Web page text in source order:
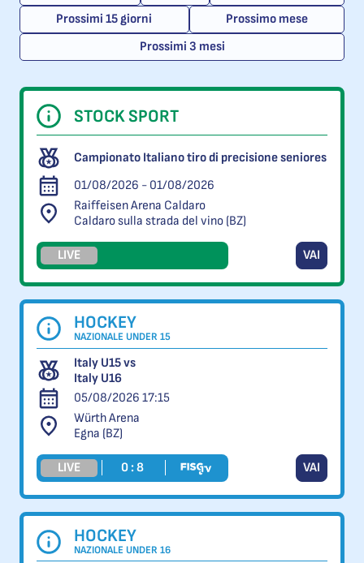
Prossimi 15 giorni
Prossimo mese
Prossimi 3 mesi
STOCK SPORT
Campionato Italiano tiro di precisione seniores
01/08/2026 - 01/08/2026
Raiffeisen Arena Caldaro
Caldaro sulla strada del vino (BZ)
LIVE VAI
HOCKEY
NAZIONALE UNDER 15
Italy U15 vs
Italy U16
05/08/2026 17:15
Würth Arena
Egna (BZ)
LIVE 0 : 8 VAI
HOCKEY
NAZIONALE UNDER 16